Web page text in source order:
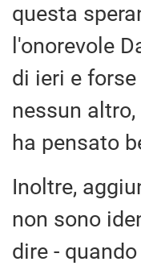
questa
l'onorevole
di ieri e
nessun
ha pensato
Inoltre,
non sono
dire -